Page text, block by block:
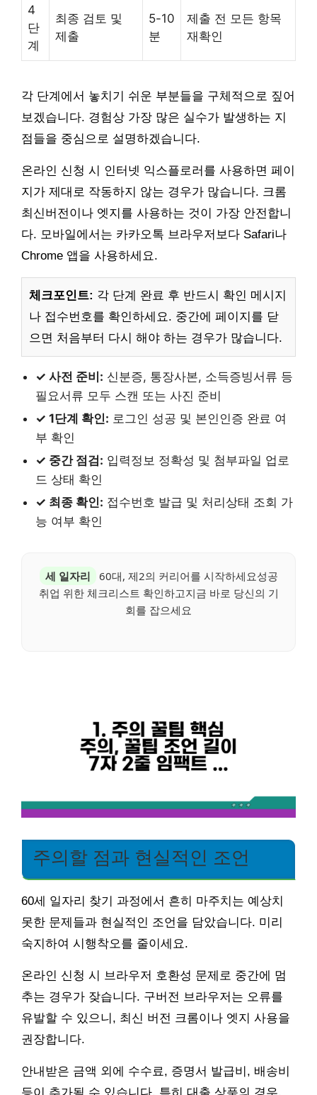
4
단
계
최종 검토 및
제출
5-10
분
제출 전 모든 항목
재확인
각 단계에서 놓치기 쉬운 부분들을 구체적으로 짚어
보겠습니다. 경험상 가장 많은 실수가 발생하는 지
점들을 중심으로 설명하겠습니다.
온라인 신청 시 인터넷 익스플로러를 사용하면 페이
지가 제대로 작동하지 않는 경우가 많습니다. 크롬
최신버전이나 엣지를 사용하는 것이 가장 안전합니
다. 모바일에서는 카카오톡 브라우저보다 Safari나
Chrome 앱을 사용하세요.
체크포인트: 각 단계 완료 후 반드시 확인 메시지
나 접수번호를 확인하세요. 중간에 페이지를 닫
으면 처음부터 다시 해야 하는 경우가 많습니다.
✓ 사전 준비: 신분증, 통장사본, 소득증빙서류 등
필요서류 모두 스캔 또는 사진 준비
✓ 1단계 확인: 로그인 성공 및 본인인증 완료 여
부 확인
✓ 중간 점검: 입력정보 정확성 및 첨부파일 업로
드 상태 확인
✓ 최종 확인: 접수번호 발급 및 처리상태 조회 가
능 여부 확인
세 일자리
60대, 제2의 커리어를 시작하세요성공
취업 위한 체크리스트 확인하고지금 바로 당신의 기
회를 잡으세요
주의할 점과 현실적인 조언
60세 일자리 찾기 과정에서 흔히 마주치는 예상치
못한 문제들과 현실적인 조언을 담았습니다. 미리
숙지하여 시행착오를 줄이세요.
온라인 신청 시 브라우저 호환성 문제로 중간에 멈
추는 경우가 잦습니다. 구버전 브라우저는 오류를
유발할 수 있으니, 최신 버전 크롬이나 엣지 사용을
권장합니다.
안내받은 금액 외에 수수료, 증명서 발급비, 배송비